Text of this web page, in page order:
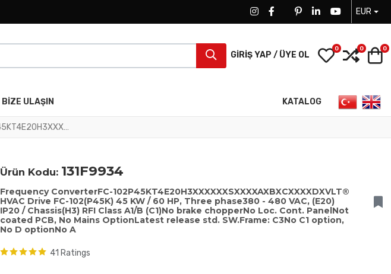
FACEBOOK SOCIAL LINK
FACEBOOK SOCIAL LINK
TWITTER SOCIAL LINK
PINTEREST SOCIAL LINK
LINKEDIN SOCIAL
YOUTUBE
EUR
GIRIŞ YAP / ÜYE OL My Wishlist
0 0 0
BIZE ULAŞIN KATALOG Dilinizi seçin
Frequency ConverterFC-102P45KT4E20H3XXXXXXSXXXXAXBXCXXXXDXVLT® HVAC Drive FC-102(P45K) 45 KW / 60 HP, Three phase380 - 480 VAC, (E20) IP20 / Chassis(H3) RFI Class A1/B (C1)No brake chopperNo Loc. Cont. PanelNot coated PCB, No Mains OptionLatest release std. SW.Frame: C3No C1 option, No D optionNo A
Ürün Kodu: 131F9934
Frequency ConverterFC-102P45KT4E20H3XXXXXXSXXXXAXBXCXXXXDXVLT®
HVAC Drive FC-102(P45K) 45 KW / 60 HP, Three phase380 - 480 VAC, (E20)
IP20 / Chassis(H3) RFI Class A1/B (C1)No brake chopperNo Loc. Cont. PanelNot
coated PCB, No Mains OptionLatest release std. SW.Frame: C3No C1 option,
No D optionNo A
41 Ratings